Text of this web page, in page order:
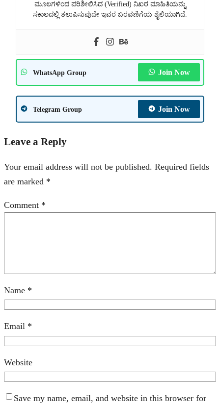
ಮೂಲಗಳಿಂದ ಪರಿಶೀಲಿಸಿದ (Verified) ನಿಖರ ಮಾಹಿತಿಯನ್ನು
ಸಕಾಲದಲ್ಲಿ ತಲುಪಿಸುವುದೇ ಇವರ ಬರವಣಿಗೆಯ ಶೈಲಿಯಾಗಿದೆ.
WhatsApp Group Join Now
Telegram Group Join Now
Leave a Reply
Your email address will not be published. Required fields
are marked *
Comment *
Name *
Email *
Website
Save my name, email, and website in this browser for